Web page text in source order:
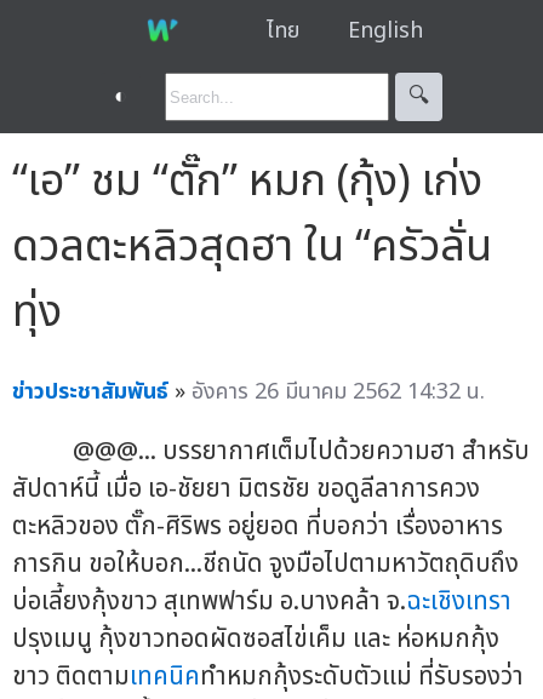
ไทย English
◐ 🔍︎
“เอ” ชม “ตั๊ก” หมก (กุ้ง) เก่ง
ดวลตะหลิวสุดฮา ใน “ครัวลั่น
ทุ่ง
ข่าวประชาสัมพันธ์ » อังคาร 26 มีนาคม 2562 14:32 น.
@@@... บรรยากาศเต็มไปด้วยความฮา สำหรับ
สัปดาห์นี้ เมื่อ เอ-ชัยยา มิตรชัย ขอดูลีลาการควง
ตะหลิวของ ตั๊ก-ศิริพร อยู่ยอด ที่บอกว่า เรื่องอาหาร
การกิน ขอให้บอก...ชีถนัด จูงมือไปตามหาวัตถุดิบถึง
บ่อเลี้ยงกุ้งขาว สุเทพฟาร์ม อ.บางคล้า จ.ฉะเชิงเทรา
ปรุงเมนู กุ้งขาวทอดผัดซอสไข่เค็ม และ ห่อหมกกุ้ง
ขาว ติดตามเทคนิคทำหมกกุ้งระดับตัวแม่ ที่รับรองว่า